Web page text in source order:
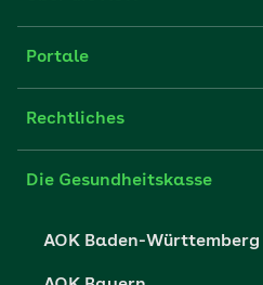
FAQ
Struktur & Verwaltung
Partner der AOK
Portale
Fachportal für Arbeitgeber
Presse- und Politikportal
Rechtliches
Impressum
Die Gesundheitskasse
AOK Baden-Württemberg